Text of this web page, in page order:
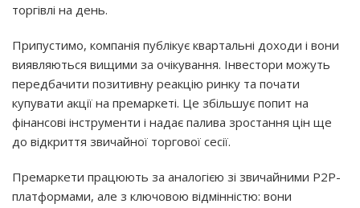
торгівлі на день.
Припустимо, компанія публікує квартальні доходи і вони
виявляються вищими за очікування. Інвестори можуть
передбачити позитивну реакцію ринку та почати
купувати акції на премаркеті. Це збільшує попит на
фінансові інструменти і надає палива зростання цін ще
до відкриття звичайної торгової сесії.
Премаркети працюють за аналогією зі звичайними P2P-
платформами, але з ключовою відмінністю: вони